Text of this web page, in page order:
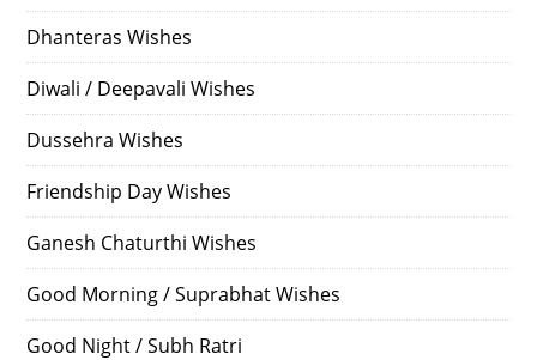
Dhanteras Wishes
Diwali / Deepavali Wishes
Dussehra Wishes
Friendship Day Wishes
Ganesh Chaturthi Wishes
Good Morning / Suprabhat Wishes
Good Night / Subh Ratri